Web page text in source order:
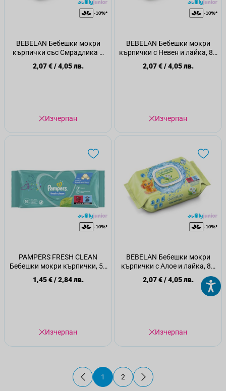
BEBELAN Бебешки мокри
кърпички със Смрадлика и
лайка, 80 бр
2,07 €/4,05 лв.
Изчерпан
BEBELAN Бебешки мокри
кърпички с Невен и лайка, 80
бр
2,07 €/4,05 лв.
Изчерпан
PAMPERS FRESH CLEAN
Бебешки мокри кърпички, 52
бр
1,45 €/2,84 лв.
Изчерпан
BEBELAN Бебешки мокри
кърпички с Алое и лайка, 80
бр
2,07 €/4,05 лв.
Изчерпан
В момента четете страница
1
Страница
2